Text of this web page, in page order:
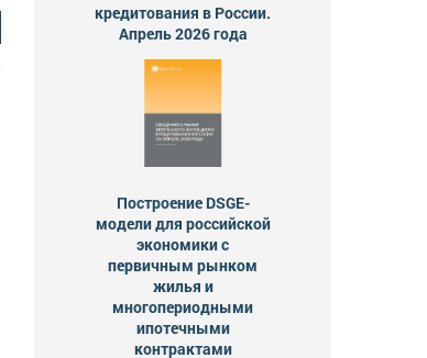
кредитования в России.
Апрель 2026 года
Построение DSGE-
модели для российской
экономики с
первичным рынком
жилья и
многопериодными
ипотечными
контрактами